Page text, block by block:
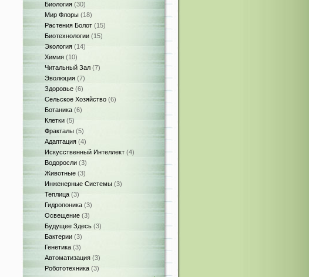
Биология (30)
Мир Флоры (18)
Растения Болот (15)
Биотехнологии (15)
Экология (14)
Химия (10)
Читальный Зал (7)
Эволюция (7)
Здоровье (6)
Сельское Хозяйство (6)
Ботаника (6)
Клетки (5)
Фракталы (5)
Адаптация (4)
Искусственный Интеллект (4)
Водоросли (3)
Животные (3)
Инженерные Системы (3)
Теплица (3)
Гидропоника (3)
Освещение (3)
Будущее Здесь (3)
Бактерии (3)
Генетика (3)
Автоматизация (3)
Робототехника (3)